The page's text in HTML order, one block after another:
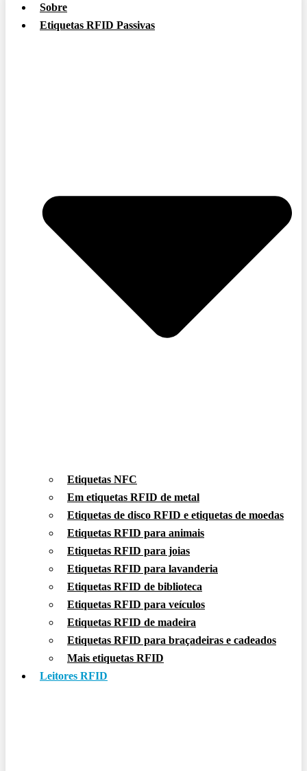
Sobre
Etiquetas RFID Passivas
Etiquetas NFC
Em etiquetas RFID de metal
Etiquetas de disco RFID e etiquetas de moedas
Etiquetas RFID para animais
Etiquetas RFID para joias
Etiquetas RFID para lavanderia
Etiquetas RFID de biblioteca
Etiquetas RFID para veículos
Etiquetas RFID de madeira
Etiquetas RFID para braçadeiras e cadeados
Mais etiquetas RFID
Leitores RFID